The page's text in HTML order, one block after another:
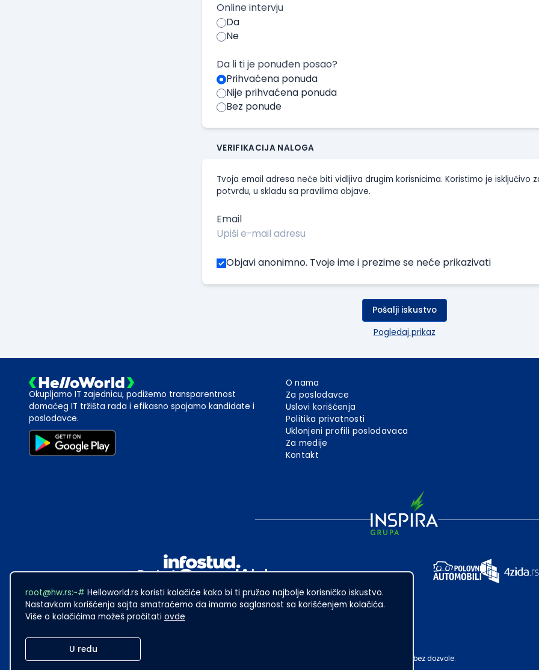
Online intervju
Da
Ne
Da li ti je ponuđen posao?
Prihvaćena ponuda
Nije prihvaćena ponuda
Bez ponude
VERIFIKACIJA NALOGA
Tvoja email adresa neće biti vidljiva drugim korisnicima. Koristimo je isključivo
potvrdu, u skladu sa pravilima objave.
Email
Objavi anonimno. Tvoje ime i prezime se neće prikazivati
Pošalji iskustvo
Pogledaj prikaz
root@hw.rs:~# Helloworld.rs koristi kolačiće kako bi ti pružao najbolje korisničko iskustvo.
Nastavkom korišćenja sajta smatraćemo da imamo saglasnost sa korišćenjem kolačića.
Više o kolačićima možeš pročitati ovde
U redu
Okupljamo IT zajednicu, podižemo transparentnost
domaćeg IT tržišta rada i efikasno spajamo kandidate i
poslodavce.
O nama
Za poslodavce
Uslovi korišćenja
Politika privatnosti
Uklonjeni profili poslodavaca
Za medije
Kontakt
Made with
Sadržaj sajta Helloworld.rs je u vlasništvu Infostud rešenja d.o.o. Subotica. Zabranjeno je njegovo preuzimanje bez dozvole.